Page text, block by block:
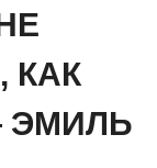
КАК
ЭМИЛЬ